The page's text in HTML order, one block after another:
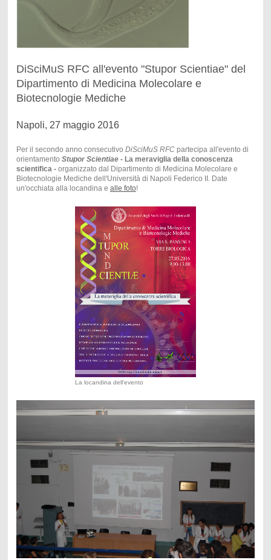
DiSciMuS RFC all'evento "Stupor Scientiae" del
Dipartimento di Medicina Molecolare e
Biotecnologie Mediche
Napoli, 27 maggio 2016
Per il secondo anno consecutivo DiSciMuS RFCpartecipa all'evento di
orientamento Stupor Scientiae - La meraviglia della conoscenza
scientifica -organizzato dal Dipartimento di Medicina Molecolare e
Biotecnologie Mediche dell'Università di Napoli Federico II. Date
un'occhiata alla locandina e alle foto!
La locandina dell'evento